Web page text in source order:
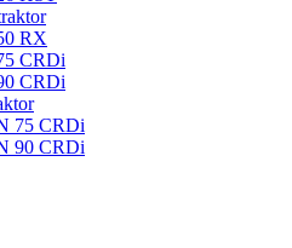
RX
CRDi
CRDi
75 CRDi
90 CRDi